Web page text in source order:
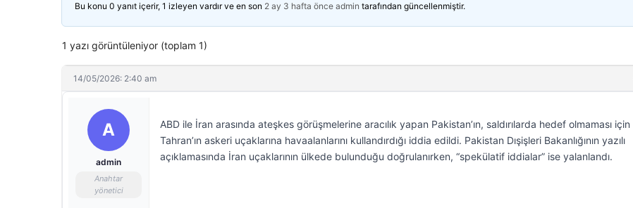
Bu konu 0 yanıt içerir, 1 izleyen vardır ve en son 2 ay 3 hafta önce admin tarafından güncellenmiştir.
1 yazı görüntüleniyor (toplam 1)
14/05/2026: 2:40 am
A
admin
Anahtar
yönetici
ABD ile İran arasında ateşkes görüşmelerine aracılık yapan Pakistan’ın, saldırılarda hedef olmaması için
Tahran’ın askeri uçaklarına havaalanlarını kullandırdığı iddia edildi. Pakistan Dışişleri Bakanlığının yazılı
açıklamasında İran uçaklarının ülkede bulunduğu doğrulanırken, “spekülatif iddialar” ise yalanlandı.